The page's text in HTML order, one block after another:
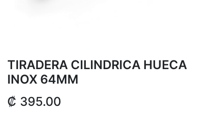
TIRADERA CILINDRICA HUECA
INOX 64MM
₡ 395.00